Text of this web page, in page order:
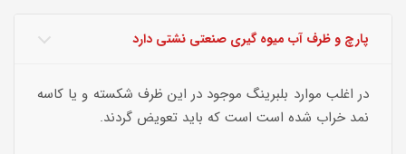
پارچ و ظرف آب میوه گیری صنعتی نشتی دارد
در اغلب موارد بلبرینگ موجود در این ظرف شکسته و یا کاسه
نمد خراب شده است است که باید تعویض گردند.